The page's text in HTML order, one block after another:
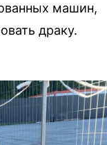
машин,
драку.